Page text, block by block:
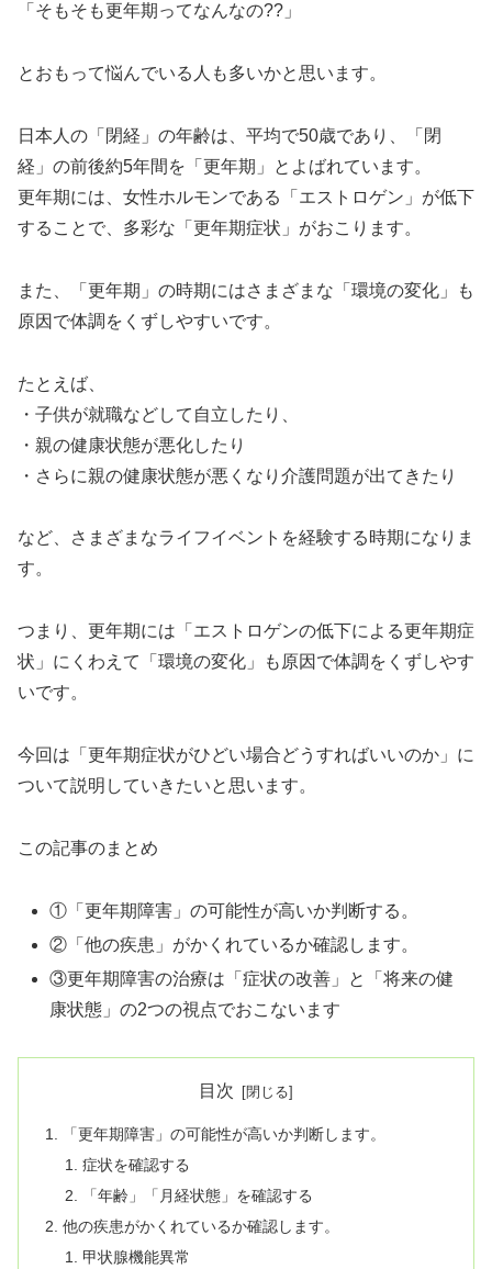
「そもそも更年期ってなんなの??」
とおもって悩んでいる人も多いかと思います。
日本人の「閉経」の年齢は、平均で50歳であり、「閉
経」の前後約5年間を「更年期」とよばれています。
更年期には、女性ホルモンである「エストロゲン」が低下
することで、多彩な「更年期症状」がおこります。
また、「更年期」の時期にはさまざまな「環境の変化」も
原因で体調をくずしやすいです。
たとえば、
・子供が就職などして自立したり、
・親の健康状態が悪化したり
・さらに親の健康状態が悪くなり介護問題が出てきたり
など、さまざまなライフイベントを経験する時期になりま
す。
つまり、更年期には「エストロゲンの低下による更年期症
状」にくわえて「環境の変化」も原因で体調をくずしやす
いです。
今回は「更年期症状がひどい場合どうすればいいのか」に
ついて説明していきたいと思います。
この記事のまとめ
①「更年期障害」の可能性が高いか判断する。
②「他の疾患」がかくれているか確認します。
③更年期障害の治療は「症状の改善」と「将来の健
康状態」の2つの視点でおこないます
目次
「更年期障害」の可能性が高いか判断します。
症状を確認する
「年齢」「月経状態」を確認する
他の疾患がかくれているか確認します。
甲状腺機能異常